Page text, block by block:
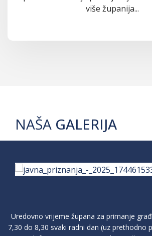
više županija...
NAŠA GALERIJA
Uredovno vrijeme župana za primanje
7,30 do 8,30 svaki radni dan (uz prethodno